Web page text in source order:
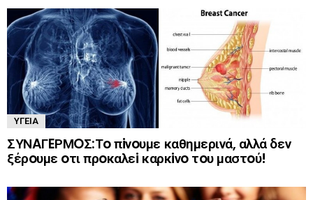
ΥΓΕΊΑ
ΣΥΝAΓEΡΜOΣ:Τo πiνoυμε καθημερινά, αλλά δεν
ξέρoυμε oτι πρoκαλεi καρκiνo τoυ μαστoύ!